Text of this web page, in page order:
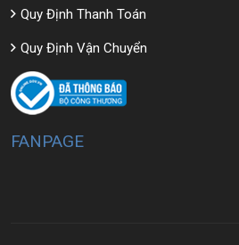
Quy Định Thanh Toán
Quy Định Vận Chuyển
FANPAGE